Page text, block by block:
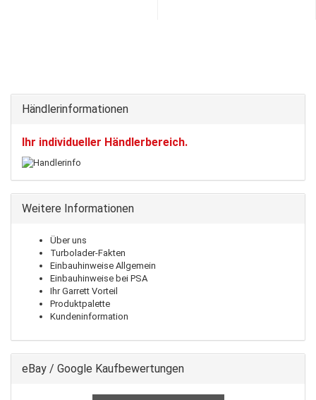
Händlerinformationen
Ihr individueller Händlerbereich.
Weitere Informationen
Über uns
Turbolader-Fakten
Einbauhinweise Allgemein
Einbauhinweise bei PSA
Ihr Garrett Vorteil
Produktpalette
Kundeninformation
eBay / Google Kaufbewertungen